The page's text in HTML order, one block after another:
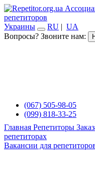
репетиторов
Украины
RU | UA
Вопросы? Звоните нам:
(067) 505-98-05
(099) 818-33-25
Главная Репетиторы
репетиторах
Вакансии для